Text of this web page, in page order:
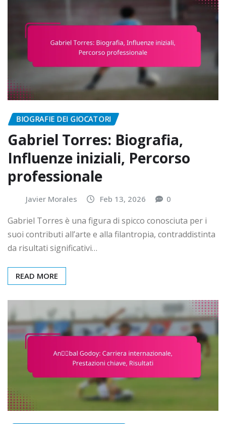
BIOGRAFIE DEI GIOCATORI
Gabriel Torres: Biografia,
Influenze iniziali, Percorso
professionale
Javier Morales Feb 13, 2026 0
Gabriel Torres è una figura di spicco conosciuta per i
suoi contributi all’arte e alla filantropia, contraddistinta
da risultati significativi…
READ MORE